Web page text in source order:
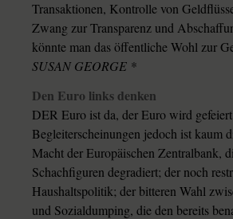
Transaktionen, Kontrolle von
Zwang zur Transparenz und
könnte man das öffentliche Wohl zur
SUSAN GEORGE *
Den Euro links denken
DER Euro ist da, der Euro wird
Begleiterscheinungen jedoch ist kaum
Macht der Europäischen Zentralbank,
Schachfiguren degradiert; der noch
Haushaltspolitik; der bitteren Wahl
und Sozialdumping, die den bereits